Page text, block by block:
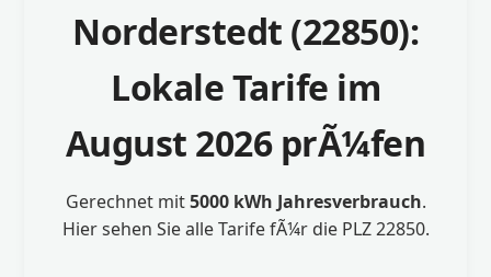
Norderstedt (22850):
Lokale Tarife im
August 2026 prÃ¼fen
Gerechnet mit5000 kWh Jahresverbrauch.
Hier sehen Sie alle Tarife fÃ¼r die PLZ 22850.